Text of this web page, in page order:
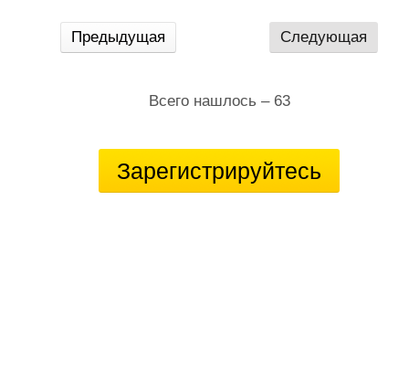
Предыдущая Следующая
Всего нашлось – 63
Зарегистрируйтесь